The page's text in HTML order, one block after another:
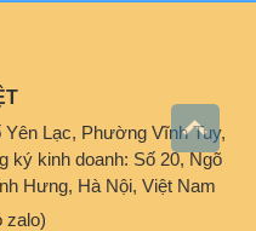
Yên Lạc, Phường Vĩnh Tuy,
ký kinh doanh: Số 20, Ngõ
Hưng, Hà Nội, Việt Nam
zalo)